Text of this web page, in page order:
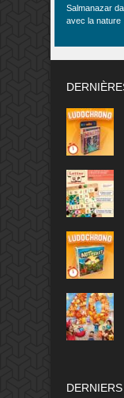
Salmanazar
avec la nature